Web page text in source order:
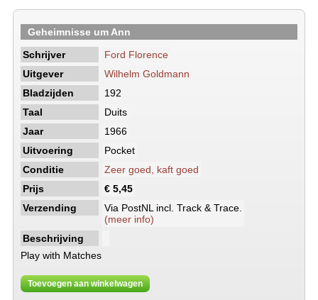
Geheimnisse um Ann
Schrijver
Ford Florence
Uitgever
Wilhelm Goldmann
Bladzijden
192
Taal
Duits
Jaar
1966
Uitvoering
Pocket
Conditie
Zeer goed, kaft goed
Prijs
€ 5,45
Verzending
Via PostNL incl. Track & Trace.
(meer info)
Beschrijving
Play with Matches
Toevoegen aan winkelwagen